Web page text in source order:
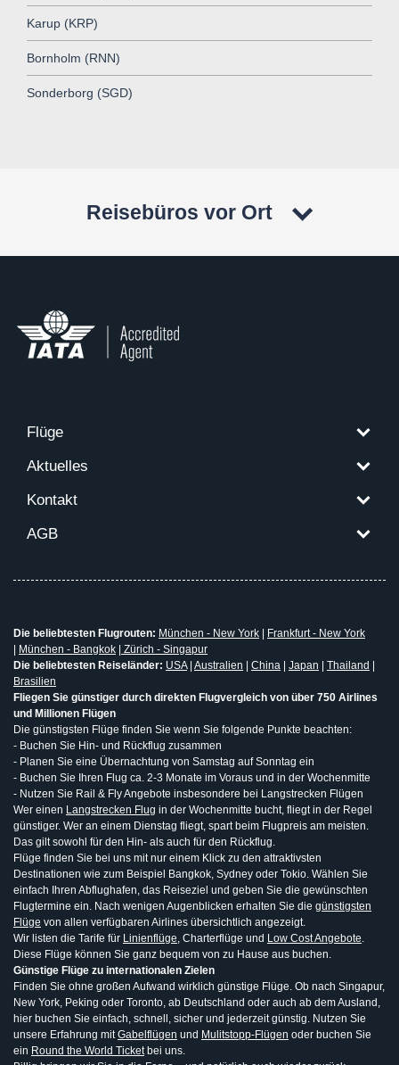
Karup (KRP)
Bornholm (RNN)
Sonderborg (SGD)
Reisebüros vor Ort
Flüge
Aktuelles
Kontakt
AGB
Die beliebtesten Flugrouten: München - New York
Frankfurt - New York
München - Bangkok
Zürich - Singapur
Die beliebtesten Reiseländer: USA| Australien China Japan Thailand
Brasilien
Fliegen Sie günstiger durch direkten Flugvergleich von über 750 Airlines
und Millionen Flügen
Die günstigsten Flüge finden Sie wenn Sie folgende Punkte beachten:
- Buchen Sie Hin- und Rückflug zusammen
- Planen Sie eine Übernachtung von Samstag auf Sonntag ein
- Buchen Sie Ihren Flug ca. 2-3 Monate im Voraus und in der Wochenmitte
- Nutzen Sie Rail & Fly Angebote insbesondere bei Langstrecken Flügen
Wer einen Langstrecken Flug in der Wochenmitte bucht, fliegt in der Regel
günstiger. Wer an einem Dienstag fliegt, spart beim Flugpreis am meisten.
Das gilt sowohl für den Hin- als auch für den Rückflug.
Flüge finden Sie bei uns mit nur einem Klick zu den attraktivsten
Destinationen wie zum Beispiel Bangkok, Sydney oder Tokio. Wählen Sie
einfach Ihren Abflughafen, das Reiseziel und geben Sie die gewünschten
Flugtermine ein. Nach wenigen Augenblicken erhalten Sie die günstigsten
Flüge von allen verfügbaren Airlines übersichtlich angezeigt.
Wir listen die Tarife für Linienflüge, Charterflüge und Low Cost Angebote.
Diese Flüge können Sie ganz bequem von zu Hause aus buchen.
Günstige Flüge zu internationalen Zielen
Finden Sie ohne großen Aufwand wirklich günstige Flüge. Ob nach Singapur,
New York, Peking oder Toronto, ab Deutschland oder auch ab dem Ausland,
hier buchen Sie einfach, schnell, sicher und jederzeit günstig. Nutzen Sie
unsere Erfahrung mitGabelflügen und Mulitstopp-Flügen oder buchen Sie
ein Round the World Ticketbei uns.